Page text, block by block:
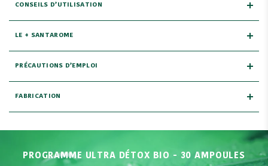
CONSEILS D’UTILISATION
LE + SANTAROME
PRÉCAUTIONS D’EMPLOI
FABRICATION
PROGRAMME ULTRA DÉTOX BIO - 30 AMPOULES